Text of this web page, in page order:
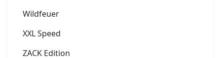
Wildfeuer
XXL Speed
ZACK Edition